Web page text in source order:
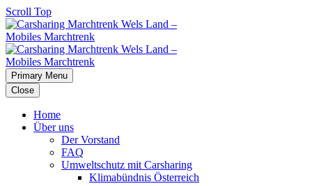
Scroll Top
Primary Menu
Close
Home
Über uns
Der Vorstand
FAQ
Umweltschutz mit Carsharing
Klimabündnis Österreich